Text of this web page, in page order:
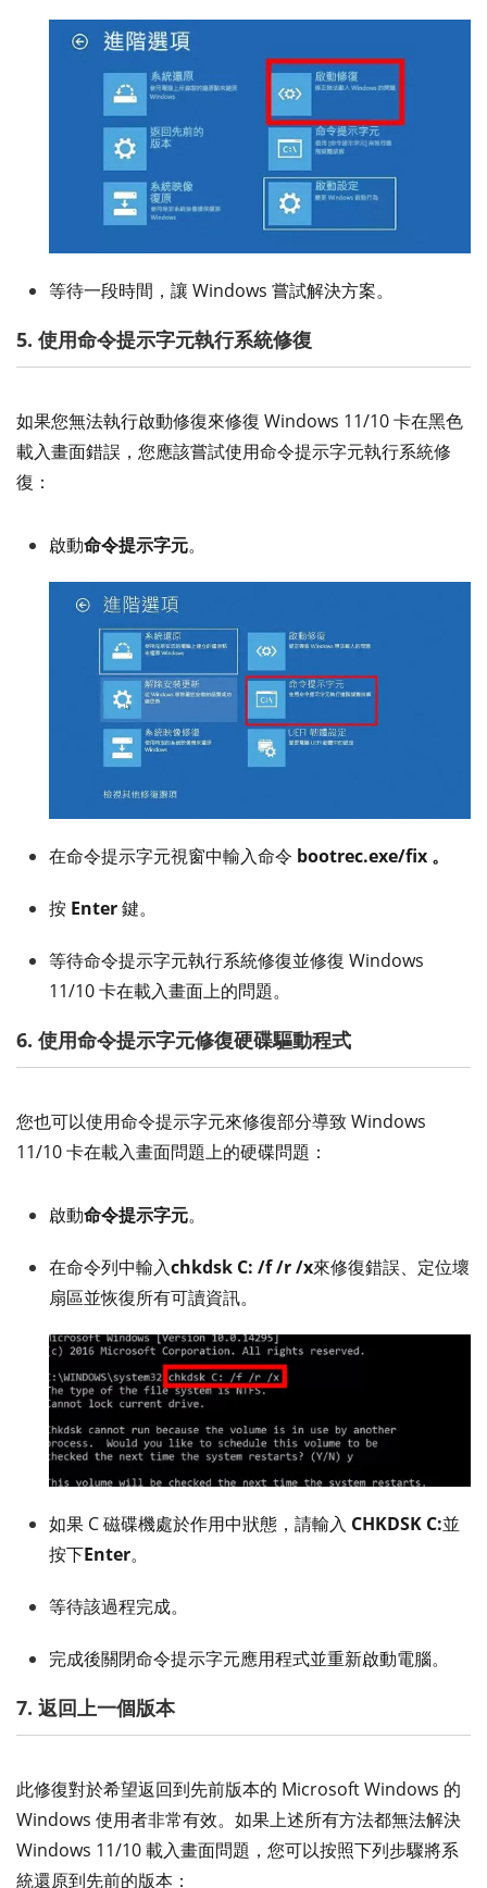
等待一段時間，讓 Windows 嘗試解決方案。
5. 使用命令提示字元執行系統修復
如果您無法執行啟動修復來修復 Windows 11/10 卡在黑色
載入畫面錯誤，您應該嘗試使用命令提示字元執行系統修
復：
啟動命令提示字元。
在命令提示字元視窗中輸入命令 bootrec.exe/fix 。
按 Enter鍵。
等待命令提示字元執行系統修復並修復 Windows
11/10 卡在載入畫面上的問題。
6. 使用命令提示字元修復硬碟驅動程式
您也可以使用命令提示字元來修復部分導致 Windows
11/10 卡在載入畫面問題上的硬碟問題：
啟動命令提示字元。
在命令列中輸入chkdsk C: /f /r /x來修復錯誤、定位壞
扇區並恢復所有可讀資訊。
如果 C 磁碟機處於作用中狀態，請輸入 CHKDSK C:並
按下Enter。
等待該過程完成。
完成後關閉命令提示字元應用程式並重新啟動電腦。
7. 返回上一個版本
此修復對於希望返回到先前版本的 Microsoft Windows 的
Windows 使用者非常有效。如果上述所有方法都無法解決
Windows 11/10 載入畫面問題，您可以按照下列步驟將系
統還原到先前的版本：